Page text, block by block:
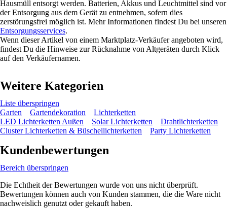
Hausmüll entsorgt werden. Batterien, Akkus und Leuchtmittel sind vor
der Entsorgung aus dem Gerät zu entnehmen, sofern dies
zerstörungsfrei möglich ist. Mehr Informationen findest Du bei unseren
Entsorgungsservices.
Wenn dieser Artikel von einem Marktplatz-Verkäufer angeboten wird,
findest Du die Hinweise zur Rücknahme von Altgeräten durch Klick
auf den Verkäufernamen.
Weitere Kategorien
Liste überspringen
Garten
Gartendekoration
Lichterketten
LED Lichterketten Außen
Solar Lichterketten
Drahtlichterketten
Cluster Lichterketten & Büschellichterketten
Party Lichterketten
Kundenbewertungen
Bereich überspringen
Die Echtheit der Bewertungen wurde von uns nicht überprüft.
Bewertungen können auch von Kunden stammen, die die Ware nicht
nachweislich genutzt oder gekauft haben.